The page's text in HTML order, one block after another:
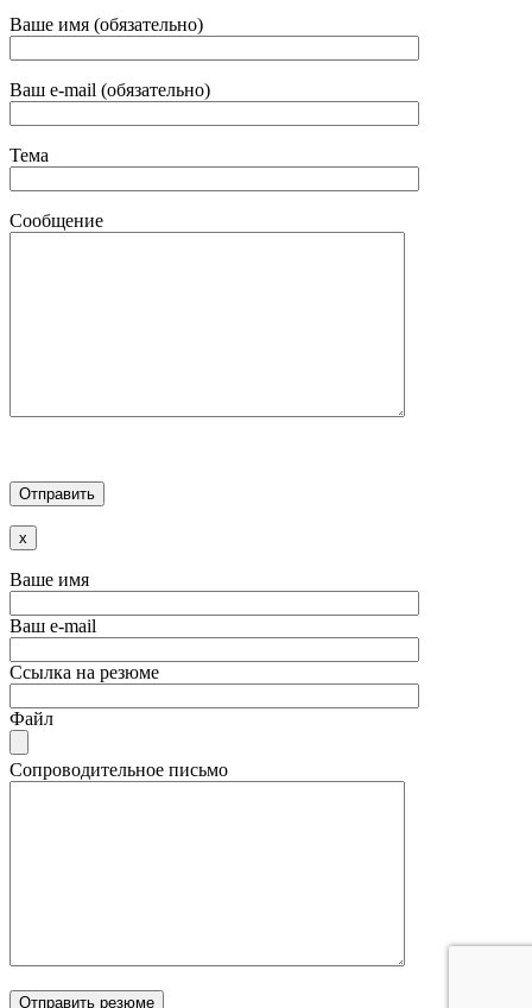
Ваше имя (обязательно)
Ваш e-mail (обязательно)
Тема
Сообщение
x
Ваше имя
Ваш e-mail
Ссылка на резюме
Файл
Сопроводительное письмо